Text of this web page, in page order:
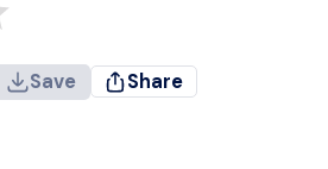
Save Share